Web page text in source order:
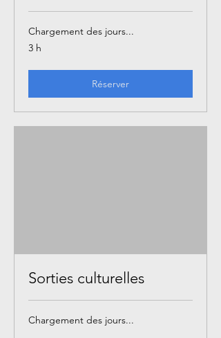
Chargement des jours...
3 h
Réserver
Sorties culturelles
Chargement des jours...